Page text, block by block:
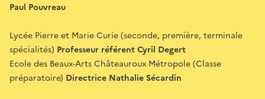
Paul Pouvreau
Lycée Pierre et Marie Curie (seconde, première, terminale
spécialités) Professeur référent Cyril Degert
Ecole des Beaux-Arts Châteauroux Métropole (Classe
préparatoire) Directrice Nathalie Sécardin